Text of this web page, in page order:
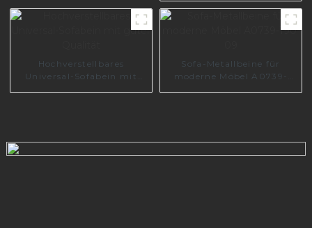
Luxusmöbelzubehör,
Hochverstellbares
Universal-Sofabein mit
Sofa-Metallbeine für
moderne Möbel A0739-